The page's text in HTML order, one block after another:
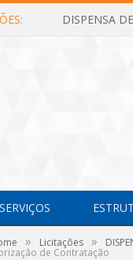
SERVIÇOS
» Licitações »
de Contratação